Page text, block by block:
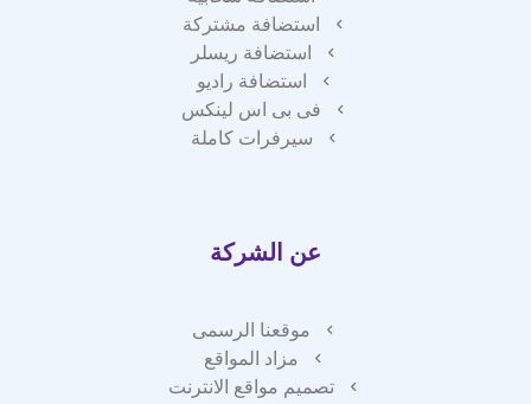
استضافة مشتركة
استضافة ريسلر
استضافة راديو
فى بى اس لينكس
سيرفرات كاملة
عن الشركة
موقعنا الرسمى
مزاد المواقع
تصميم مواقع الانترنت